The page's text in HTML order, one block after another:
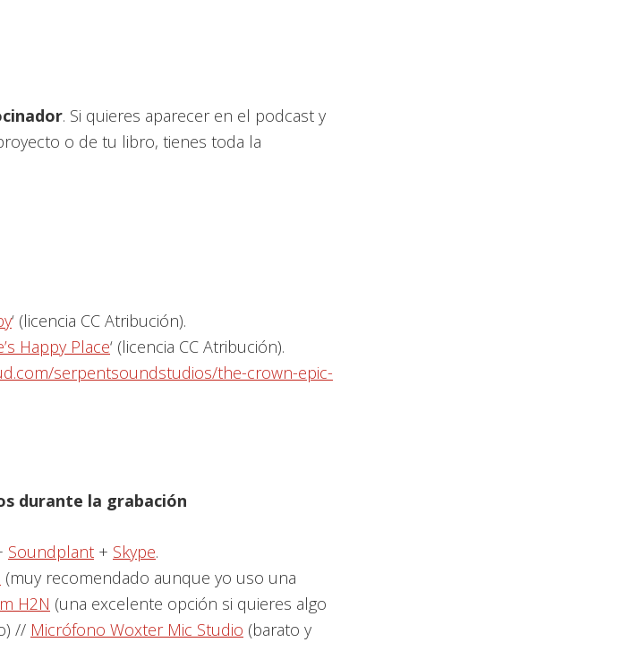
. Si quieres aparecer en el podcast y
o de tu libro, tienes toda la
‘ (licencia CC Atribución).
Happy Place‘ (licencia CC Atribución).
serpentsoundstudios/the-crown-epic-
durante la grabación
Soundplant + Skype.
(muy recomendado aunque yo uso una
H2N (una excelente opción si quieres algo
// Micrófono Woxter Mic Studio (barato y